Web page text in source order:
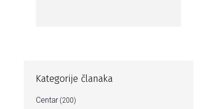
Kategorije članaka
Centar (200)